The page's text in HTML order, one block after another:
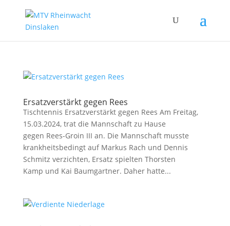
Ersatzverstärkt gegen Rees
Tischtennis Ersatzverstärkt gegen Rees Am Freitag,
15.03.2024, trat die Mannschaft zu Hause
gegen Rees-Groin III an. Die Mannschaft musste
krankheitsbedingt auf Markus Rach und Dennis
Schmitz verzichten, Ersatz spielten Thorsten
Kamp und Kai Baumgartner. Daher hatte...